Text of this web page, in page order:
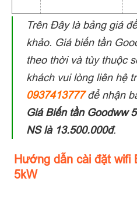
Trên Đây là bảng giá
khảo. Giá biến tần
theo thời và tùy thuộc
khách vui lòng liên hệ
0937413777 để nhận
Giá Biến tần Goodww
NS là 13.500.000đ.
Hướng dẫn cài đặt wifi
5kW